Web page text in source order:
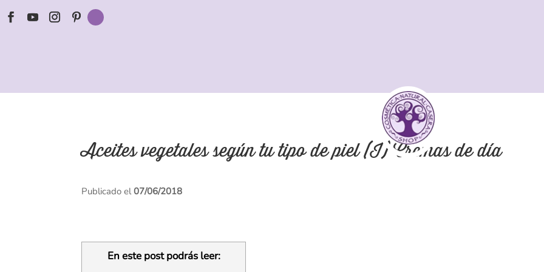
Aceites vegetales según tu tipo de piel (I) Cremas de día
Publicado el07/06/2018
En este post podrás leer: